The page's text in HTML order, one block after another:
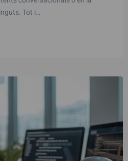
Tot i…